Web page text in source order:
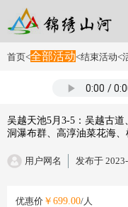
首页<全部活动<结束活动<
吴越天池5月3-5：吴越古
洞瀑布群、高淳油菜花海
用户网名 发布于
优惠价 ￥699.00/人